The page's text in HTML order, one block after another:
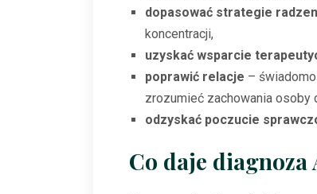
dopasować strategie
koncentracji,
uzyskać wsparcie
poprawić relacje –
zrozumieć zachowania osoby
odzyskać poczucie
Co daje diagnoza